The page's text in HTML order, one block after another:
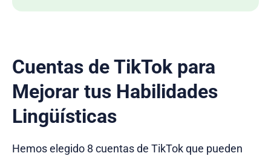
Cuentas de TikTok para
Mejorar tus Habilidades
Lingüísticas
Hemos elegido 8 cuentas de TikTok que pueden